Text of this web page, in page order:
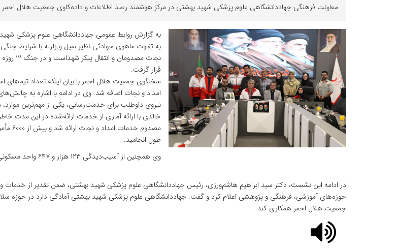
معاونت فرهنگی جهاددانشگاهی علوم پزشکی شهید بهشتی در مرکز هوشمند رصد اطلاعات و داده‌کاوی جمعیت هلال احمر
به گزارش روابط عمومی جهاددانشگاهی علوم پزشکی
به تفاوت ماهوی حوادثی نظیر سیل و زلزله با شرایط
نجات
قرار گرفت.
نیروی داوطلب برای خدمت‌رسانی، یکی از مهم‌ترین
طول انجامید.
وی همچنین از آسیب‌دیدگی ۱۲۳ هزار و ۶۴۷ واحد مسکونی، ۱۵ فرودگاه و از دست رفتن سه فروند بالگرد خبر داد.
در ادامه این نشست، دکتر سید ابراهیم هاشم‌ورزی، رئیس جهاددانشگاهی علوم پزشکی شهید بهشتی، ضمن تقدیر از خدمات
جمعیت هلال احمر همکاری کند.